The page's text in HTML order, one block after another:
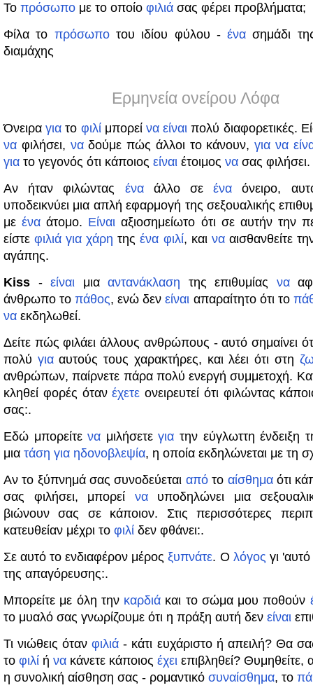
Το πρόσωπο με το οποίο φιλιά σας φέρει προβλήματα;
Φίλα το πρόσωποτου ιδίου φύλου -ένα σημάδι
διαμάχης
Ερμηνεία ονείρου Λόφα
Όνειραγια το φιλίμπορείνα είναι πολύ διαφορετικές.
να φιλήσει, ναδούμε πώς άλλοι το κάνουν, για να
για το γεγονός ότι κάποιος είναι έτοιμος να σας φιλήσει.
Αν ήταν φιλώντας έναάλλο σεένα όνειρο,
υποδεικνύει μια απλή εφαρμογή της σεξουαλικής
μεένα άτομο. Είναι αξιοσημείωτο ότι σε αυτήν την
είστεφιλιά για χάρη τηςένα φιλί, και νααισθανθείτε
αγάπης.
Kiss -είναι μιααντανάκλαση της επιθυμίας να
άνθρωπο τοπάθος, ενώ δενείναι απαραίτητο ότι το
να εκδηλωθεί.
Δείτε πώς φιλάει άλλους ανθρώπους - αυτό σημαίνει
πολύ γιααυτούς τους χαρακτήρες, και λέει ότι στη
ανθρώπων, παίρνετε πάρα πολύ ενεργή συμμετοχή.
κληθεί φορές ότανέχετε ονειρευτεί ότι φιλώντας
σας:.
Εδώ μπορείτενα μιλήσετεγια την εύγλωττη ένδειξη
μια τάση για ηδονοβλεψία, η οποία εκδηλώνεται με τη
Αν το ξύπνημά σας συνοδεύεται απότο αίσθημαότι
σας φιλήσει, μπορεί ναυποδηλώνει μια
βιώνουν σας σε κάποιον. Στις περισσότερες
κατευθείαν μέχρι το φιλί δεν φθάνει:.
Σε αυτό το ενδιαφέρον μέροςξυπνάτε. Ο λόγος γι
της απαγόρευσης:.
Μπορείτε με όλη την καρδιά και το σώμα μου ποθούν
το μυαλό σας γνωρίζουμε ότι η πράξη αυτή δεν είναι
Τι νιώθεις ότανφιλιά - κάτι ευχάριστο ή απειλή? Θα
το φιλί ή να κάνετε κάποιος έχει επιβληθεί? Θυμηθείτε,
η συνολική αίσθηση σας - ρομαντικό συναίσθημα, το